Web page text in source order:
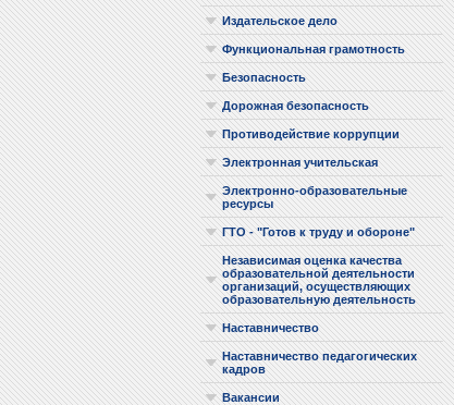
Издательское дело
Функциональная грамотность
Безопасность
Дорожная безопасность
Противодействие коррупции
Электронная учительская
Электронно-образовательные
ресурсы
ГТО - "Готов к труду и обороне"
Независимая оценка качества
образовательной деятельности
организаций, осуществляющих
образовательную деятельность
Наставничество
Наставничество педагогических
кадров
Вакансии